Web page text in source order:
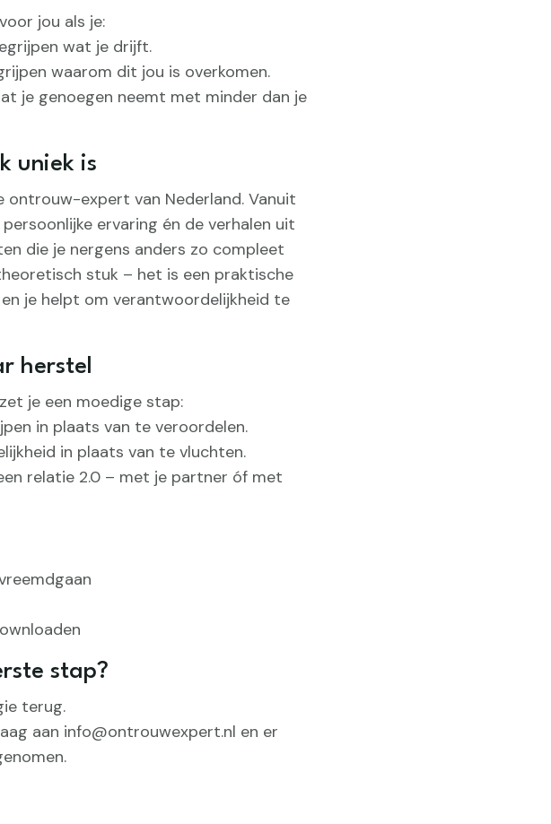
jou als je:
wat je drijft.
waarom dit jou is overkomen.
je genoegen neemt met minder dan je
uniek is
ontrouw-expert van Nederland. Vanuit
ervaring én de verhalen uit
die je nergens anders zo compleet
stuk – het is een praktische
je helpt om verantwoordelijkheid te
herstel
je een moedige stap:
in plaats van te veroordelen.
in plaats van te vluchten.
relatie 2.0 – met je partner óf met
stap?
terug.
aan info@ontrouwexpert.nl en er